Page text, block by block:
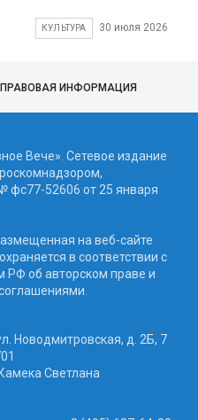
КУЛЬТУРА 30 июля 2026
ПРАВОВАЯ ИНФОРМАЦИЯ
Вече». Сетевое издание
фc77-52606 от 25 января
на веб-сайте
в соответствии с
РФ об авторском праве и
Новодмитровская, д. 2Б, 7
Светлана